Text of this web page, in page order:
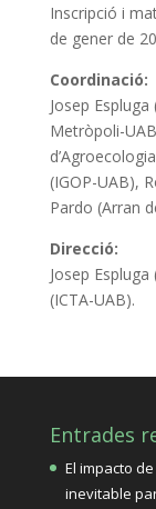
Inscripció i
de gener de
Coordinació:
Josep
Metròpoli-
(IGOP-UAB),
Pardo (Arran
Direcció:
Josep
(ICTA-UAB).
Entrades
El impacto
inevitable